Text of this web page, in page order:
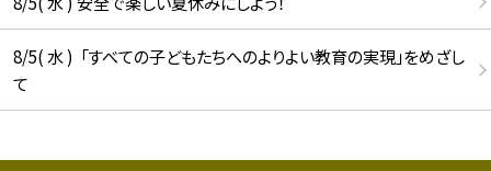
8/5( 水 ) 「すべての子どもたちへのよりよい教育の実現」をめざし
て